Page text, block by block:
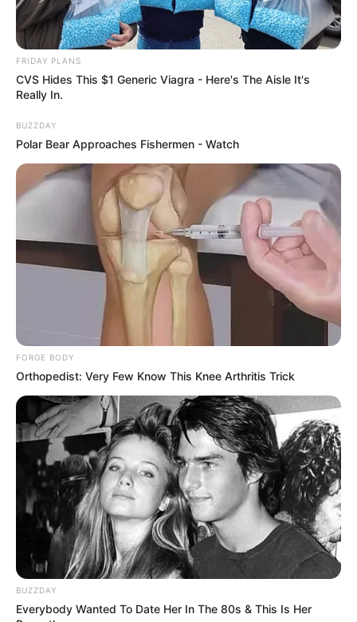
Taylor Lynn
Continue para o meio ponto alto ao longo da
lateral até chegar ao final, certificando-se de
ter o mesmo número de meio ponto alto em
ambos os lados;
No final da carreira faça 2 correntinhas e vire.
Faça 2 meio ponto alto, 2 correntes, 2 meio
ponto alto no espaço da corrente final 2 até
FRIDAY PLANS
CVS Hides This $1 Generic Viagra - Here's The Aisle It's
Really In.
BUZZDAY
Polar Bear Approaches Fishermen - Watch
FORGE BODY
Orthopedist: Very Few Know This Knee Arthritis Trick
BUZZDAY
Everybody Wanted To Date Her In The 80s & This Is Her